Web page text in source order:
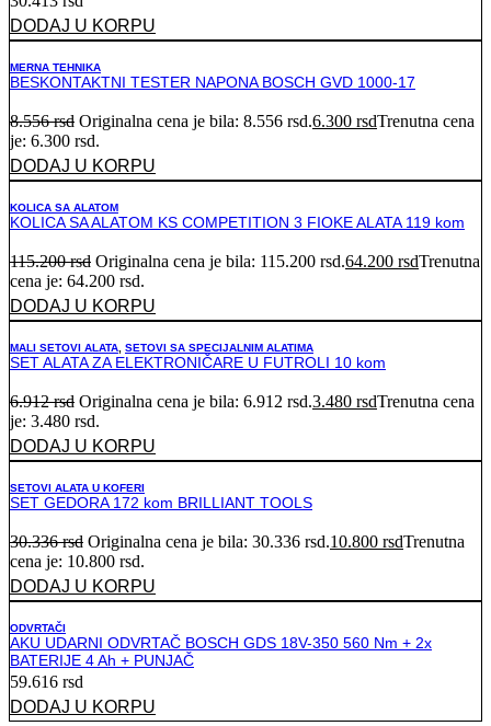
DODAJ U KORPU
MERNA TEHNIKA
BESKONTAKTNI TESTER NAPONA BOSCH GVD 1000-17
8.556rsd Originalna cena je bila: 8.556 rsd.6.300 rsdTrenutna cena
je: 6.300 rsd.
DODAJ U KORPU
KOLICA SA ALATOM
KOLICA SA ALATOM KS COMPETITION 3 FIOKE ALATA 119 kom
115.200rsd Originalna cena je bila: 115.200 rsd.64.200 rsdTrenutna
cena je: 64.200 rsd.
DODAJ U KORPU
MALI SETOVI ALATA SETOVI SA SPECIJALNIM ALATIMA
SET ALATA ZA ELEKTRONIČARE U FUTROLI 10 kom
6.912rsd Originalna cena je bila: 6.912 rsd.3.480 rsdTrenutna cena
je: 3.480 rsd.
DODAJ U KORPU
SETOVI ALATA U KOFERI
SET GEDORA 172 kom BRILLIANT TOOLS
30.336rsd Originalna cena je bila: 30.336 rsd.10.800 rsdTrenutna
cena je: 10.800 rsd.
DODAJ U KORPU
ODVRTAČI
AKU UDARNI ODVRTAČ BOSCH GDS 18V-350 560 Nm + 2x
BATERIJE 4 Ah + PUNJAČ
59.616 rsd
DODAJ U KORPU